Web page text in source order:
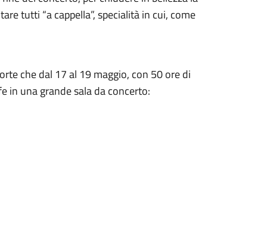
tutti “a cappella”, specialità in cui, come
che dal 17 al 19 maggio, con 50 ore di
in una grande sala da concerto: